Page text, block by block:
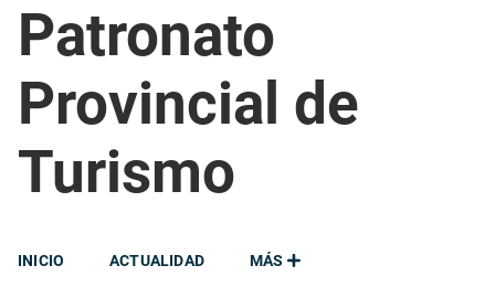
Patronato
Provincial de
Turismo
MÁS
INICIO ACTUALIDAD